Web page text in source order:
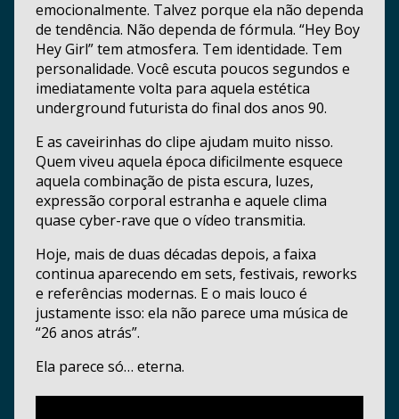
emocionalmente. Talvez porque ela não dependa
de tendência. Não dependa de fórmula. “Hey Boy
Hey Girl” tem atmosfera. Tem identidade. Tem
personalidade. Você escuta poucos segundos e
imediatamente volta para aquela estética
underground futurista do final dos anos 90.
E as caveirinhas do clipe ajudam muito nisso.
Quem viveu aquela época dificilmente esquece
aquela combinação de pista escura, luzes,
expressão corporal estranha e aquele clima
quase cyber-rave que o vídeo transmitia.
Hoje, mais de duas décadas depois, a faixa
continua aparecendo em sets, festivais, reworks
e referências modernas. E o mais louco é
justamente isso: ela não parece uma música de
“26 anos atrás”.
Ela parece só… eterna.